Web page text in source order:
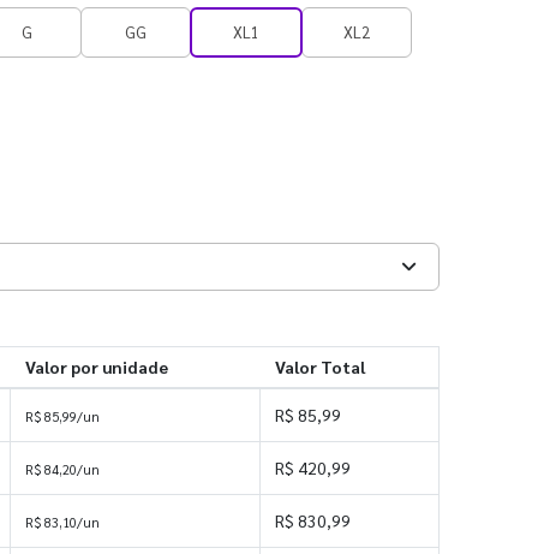
G GG XL1 XL2
Valor por unidade Valor Total
R$ 85,99/un R$ 85,99
R$ 84,20/un R$ 420,99
R$ 83,10/un R$ 830,99